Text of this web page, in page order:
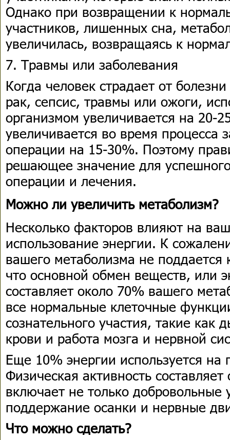
Однако при возвращении к
участников, лишенных сна,
увеличилась, возвращаясь к
7. Травмы или заболевания
Когда человек страдает от
рак, сепсис, травмы или ожоги,
организмом увеличивается на 20-
увеличивается во время процесса
операции на 15-30%. Поэтому
решающее значение для
операции и лечения.
Можно ли увеличить метаболизм?
Несколько факторов влияют на
использование энергии. К
вашего метаболизма не
что основной обмен веществ, или
составляет около 70% вашего
все нормальные клеточные
сознательного участия, такие как
крови и работа мозга и нервной
Еще 10% энергии используется
Физическая активность
включает не только
поддержание осанки и нервные
Что можно сделать?